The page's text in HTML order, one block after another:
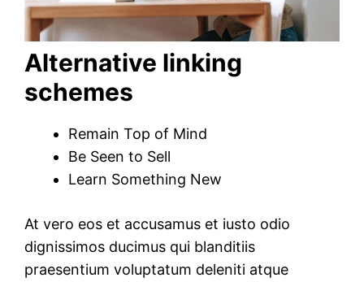
Alternative linking
schemes
Remain Top of Mind
Be Seen to Sell
Learn Something New
At vero eos et accusamus et iusto odio
dignissimos ducimus qui blanditiis
praesentium voluptatum deleniti atque